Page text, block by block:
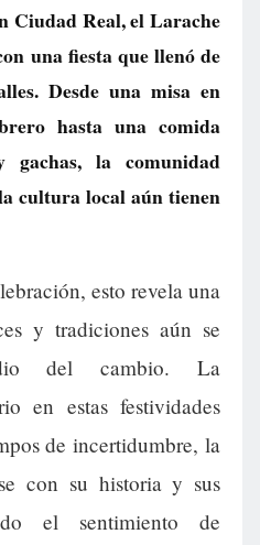
Ciudad Real, el Larache
una fiesta que llenó de
Desde una misa en
hasta una comida
la comunidad
cultura local aún tienen
esto revela una
y tradiciones aún se
del cambio. La
en estas festividades
de incertidumbre, la
con su historia y sus
el sentimiento de